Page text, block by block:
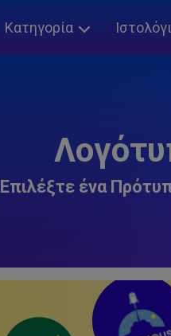
Κατηγορία
Επιλέξτε ένα